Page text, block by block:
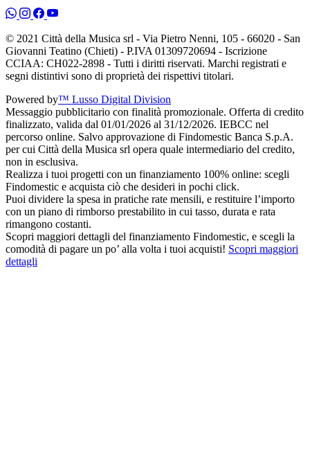
© 2021 Città della Musica srl - Via Pietro Nenni, 105 - 66020 - San
Giovanni Teatino (Chieti) - P.IVA 01309720694 - Iscrizione
CCIAA: CH022-2898 - Tutti i diritti riservati. Marchi registrati e
segni distintivi sono di proprietà dei rispettivi titolari.
Powered by™ Lusso Digital Division
Messaggio pubblicitario con finalità promozionale. Offerta di credito
finalizzato, valida dal 01/01/2026 al 31/12/2026. IEBCC nel
percorso online. Salvo approvazione di Findomestic Banca S.p.A.
per cui Città della Musica srl opera quale intermediario del credito,
non in esclusiva.
Realizza i tuoi progetti con un finanziamento 100% online: scegli
Findomestic e acquista ciò che desideri in pochi click.
Puoi dividere la spesa in pratiche rate mensili, e restituire l’importo
con un piano di rimborso prestabilito in cui tasso, durata e rata
rimangono costanti.
Scopri maggiori dettagli del finanziamento Findomestic, e scegli la
comodità di pagare un po’ alla volta i tuoi acquisti! Scopri maggiori
dettagli